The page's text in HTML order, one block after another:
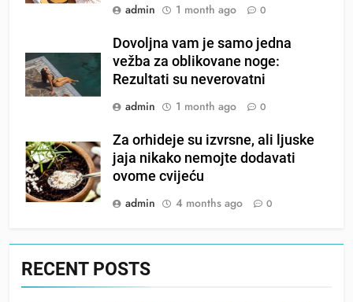
admin
1 month ago 0
Dovoljna vam je samo jedna
vežba za oblikovane noge:
Rezultati su neverovatni
admin
1 month ago 0
Za orhideje su izvrsne, ali ljuske
jaja nikako nemojte dodavati
ovome cvijeću
admin
4 months ago 0
RECENT POSTS